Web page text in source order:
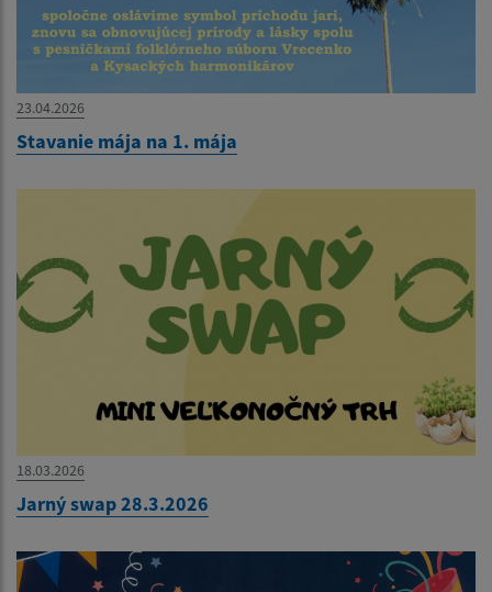
23.04.2026
Stavanie mája na 1. mája
18.03.2026
Jarný swap 28.3.2026